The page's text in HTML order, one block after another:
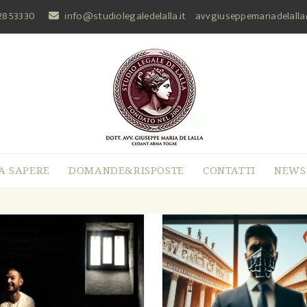
info@studiolegaledelalla.it
SAPERE DOMANDE&RISPOSTE CONTATTI NEWS